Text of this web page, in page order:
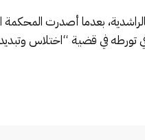
بالراشدية، بعدما أصدرت
نحو 74 مليون من ميزانية جماعة قروية بالرشيدية”